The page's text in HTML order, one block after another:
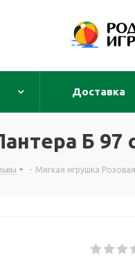
Доставка
Б 97
- Мягкая игрушка